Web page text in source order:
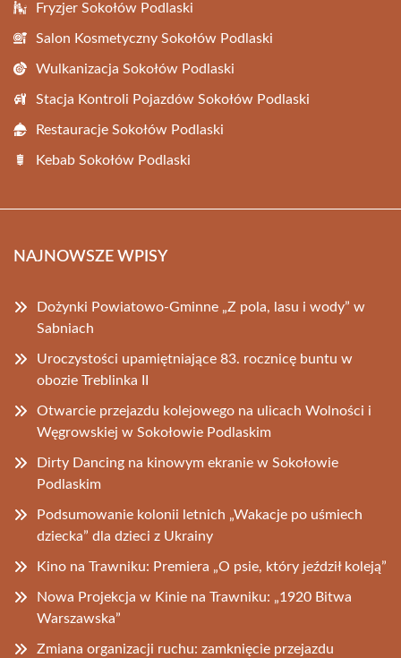
Fryzjer Sokołów Podlaski
Salon Kosmetyczny Sokołów Podlaski
Wulkanizacja Sokołów Podlaski
Stacja Kontroli Pojazdów Sokołów Podlaski
Restauracje Sokołów Podlaski
Kebab Sokołów Podlaski
NAJNOWSZE WPISY
Dożynki Powiatowo-Gminne „Z pola, lasu i wody” w
Sabniach
Uroczystości upamiętniające 83. rocznicę buntu w
obozie Treblinka II
Otwarcie przejazdu kolejowego na ulicach Wolności i
Węgrowskiej w Sokołowie Podlaskim
Dirty Dancing na kinowym ekranie w Sokołowie
Podlaskim
Podsumowanie kolonii letnich „Wakacje po uśmiech
dziecka” dla dzieci z Ukrainy
Kino na Trawniku: Premiera „O psie, który jeździł koleją”
Nowa Projekcja w Kinie na Trawniku: „1920 Bitwa
Warszawska”
Zmiana organizacji ruchu: zamknięcie przejazdu